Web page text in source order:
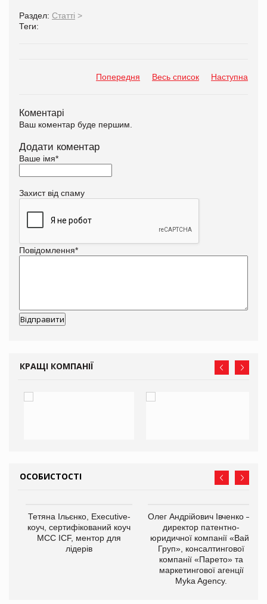
Раздел: Статті >
Теги:
Попередня Весь список Наступна
Коментарі
Ваш коментар буде першим.
Додати коментар
Ваше імя*
Захист від спаму
Повідомлення*
КРАЩІ КОМПАНІЇ
ОСОБИСТОСТІ
Тетяна Ільєнко, Executive-
коуч, сертифікований коуч
МСС ICF, ментор для
лідерів
Олег Андрійович Івченко —
директор патентно-
юридичної компанії «Вайз
Груп», консалтингової
компанії «Парето» та
маркетингової агенції
Myka Agency.